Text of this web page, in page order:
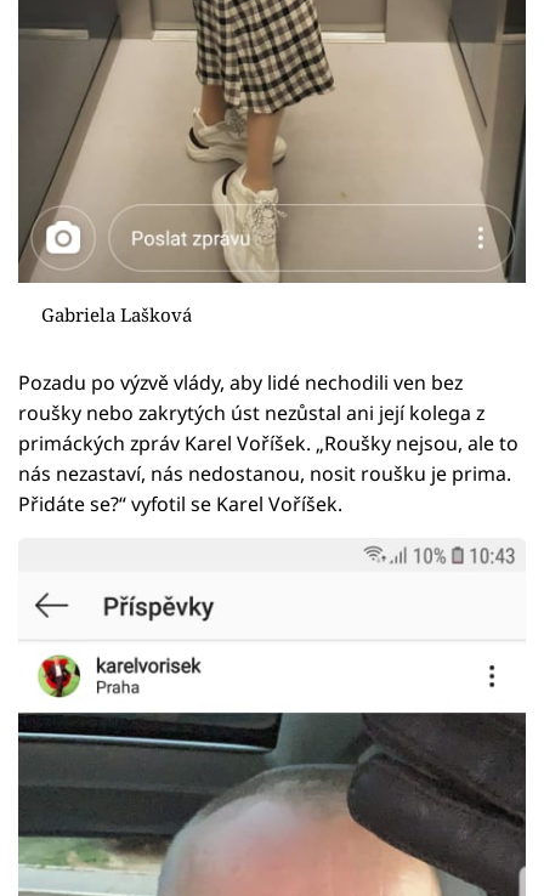
Gabriela Lašková
Pozadu po výzvě vlády, aby lidé nechodili ven bez
roušky nebo zakrytých úst nezůstal ani její kolega z
primáckých zpráv Karel Voříšek. „Roušky nejsou, ale to
nás nezastaví, nás nedostanou, nosit roušku je prima.
Přidáte se?“ vyfotil se Karel Voříšek.